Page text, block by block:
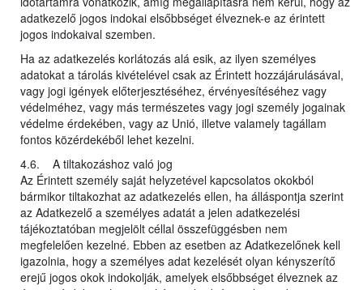
adatkezelő jogos indokai elsőbbséget élveznek-e az érintett
jogos indokaival szemben.
Ha az adatkezelés korlátozás alá esik, az ilyen személyes
adatokat a tárolás kivételével csak az Érintett hozzájárulásával,
vagy jogi igények előterjesztéséhez, érvényesítéséhez vagy
védelméhez, vagy más természetes vagy jogi személy jogainak
védelme érdekében, vagy az Unió, illetve valamely tagállam
fontos közérdekéből lehet kezelni.
4.6. A tiltakozáshoz való jog
Az Érintett személy saját helyzetével kapcsolatos okokból
bármikor tiltakozhat az adatkezelés ellen, ha álláspontja szerint
az Adatkezelő a személyes adatát a jelen adatkezelési
tájékoztatóban megjelölt céllal összefüggésben nem
megfelelően kezelné. Ebben az esetben az Adatkezelőnek kell
igazolnia, hogy a személyes adat kezelését olyan kényszerítő
erejű jogos okok indokolják, amelyek elsőbbséget élveznek az